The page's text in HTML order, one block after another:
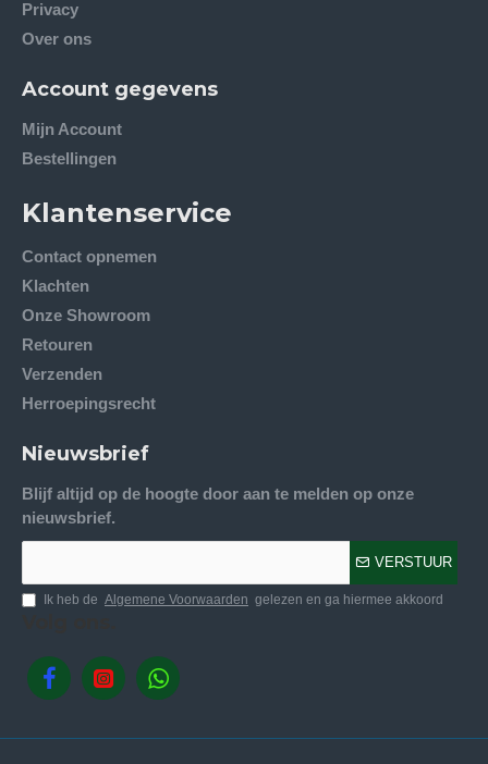
Privacy
Over ons
Account gegevens
Mijn Account
Bestellingen
Klantenservice
Contact opnemen
Klachten
Onze Showroom
Retouren
Verzenden
Herroepingsrecht
Nieuwsbrief
Blijf altijd op de hoogte door aan te melden op onze
nieuwsbrief.
VERSTUUR
Ik heb de Algemene Voorwaarden gelezen en ga hiermee akkoord